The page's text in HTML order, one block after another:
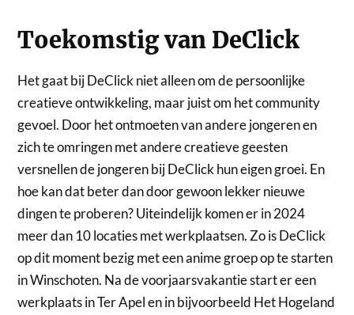
Toekomstig van DeClick
Het gaat bij DeClick niet alleen om de persoonlijke
creatieve ontwikkeling, maar juist om het community
gevoel. Door het ontmoeten van andere jongeren en
zich te omringen met andere creatieve geesten
versnellen de jongeren bij DeClick hun eigen groei. En
hoe kan dat beter dan door gewoon lekker nieuwe
dingen te proberen? Uiteindelijk komen er in 2024
meer dan 10 locaties met werkplaatsen. Zo is DeClick
op dit moment bezig met een anime groep op te starten
in Winschoten. Na de voorjaarsvakantie start er een
werkplaats in Ter Apel en in bijvoorbeeld Het Hogeland